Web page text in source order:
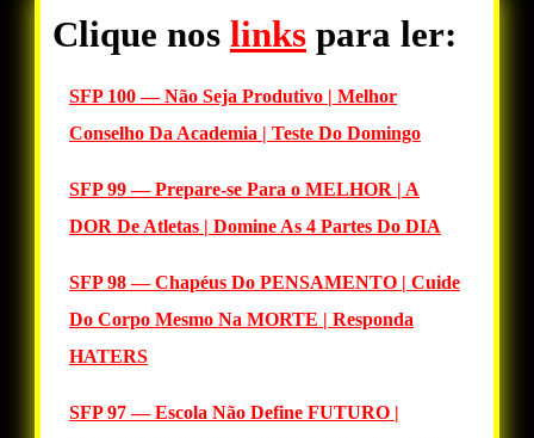
Clique nos links para ler:
SFP 100 — Não Seja Produtivo | Melhor
Conselho Da Academia | Teste Do Domingo
SFP 99 — Prepare-se Para o MELHOR | A
DOR De Atletas | Domine As 4 Partes Do DIA
SFP 98 — Chapéus Do PENSAMENTO | Cuide
Do Corpo Mesmo Na MORTE | Responda
HATERS
SFP 97 — Escola Não Define FUTURO |